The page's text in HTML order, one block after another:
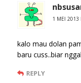
1 MEI 2013
kalo mau dolan
baru cuss..biar
REPLY